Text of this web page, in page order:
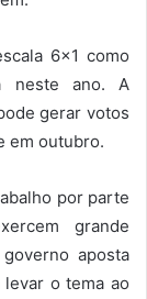
6×1 como
neste ano. A
gerar votos
em outubro.
por parte
grande
aposta
o tema ao